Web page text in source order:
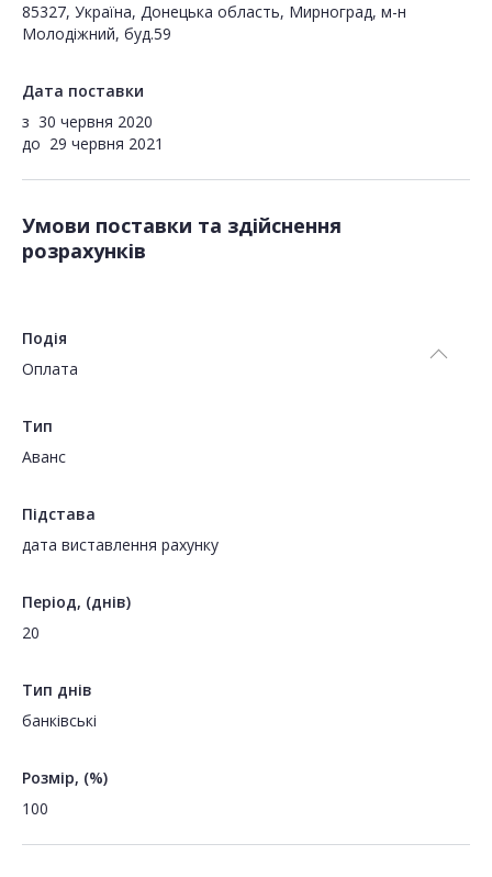
85327, Україна, Донецька область, Мирноград, м-н
Молодіжний, буд.59
Дата поставки
з 30 червня 2020
до 29 червня 2021
Умови поставки та здійснення
розрахунків
Подія
Оплата
Тип
Аванс
Підстава
дата виставлення рахунку
Період, (днів)
20
Тип днів
банківські
Розмір, (%)
100